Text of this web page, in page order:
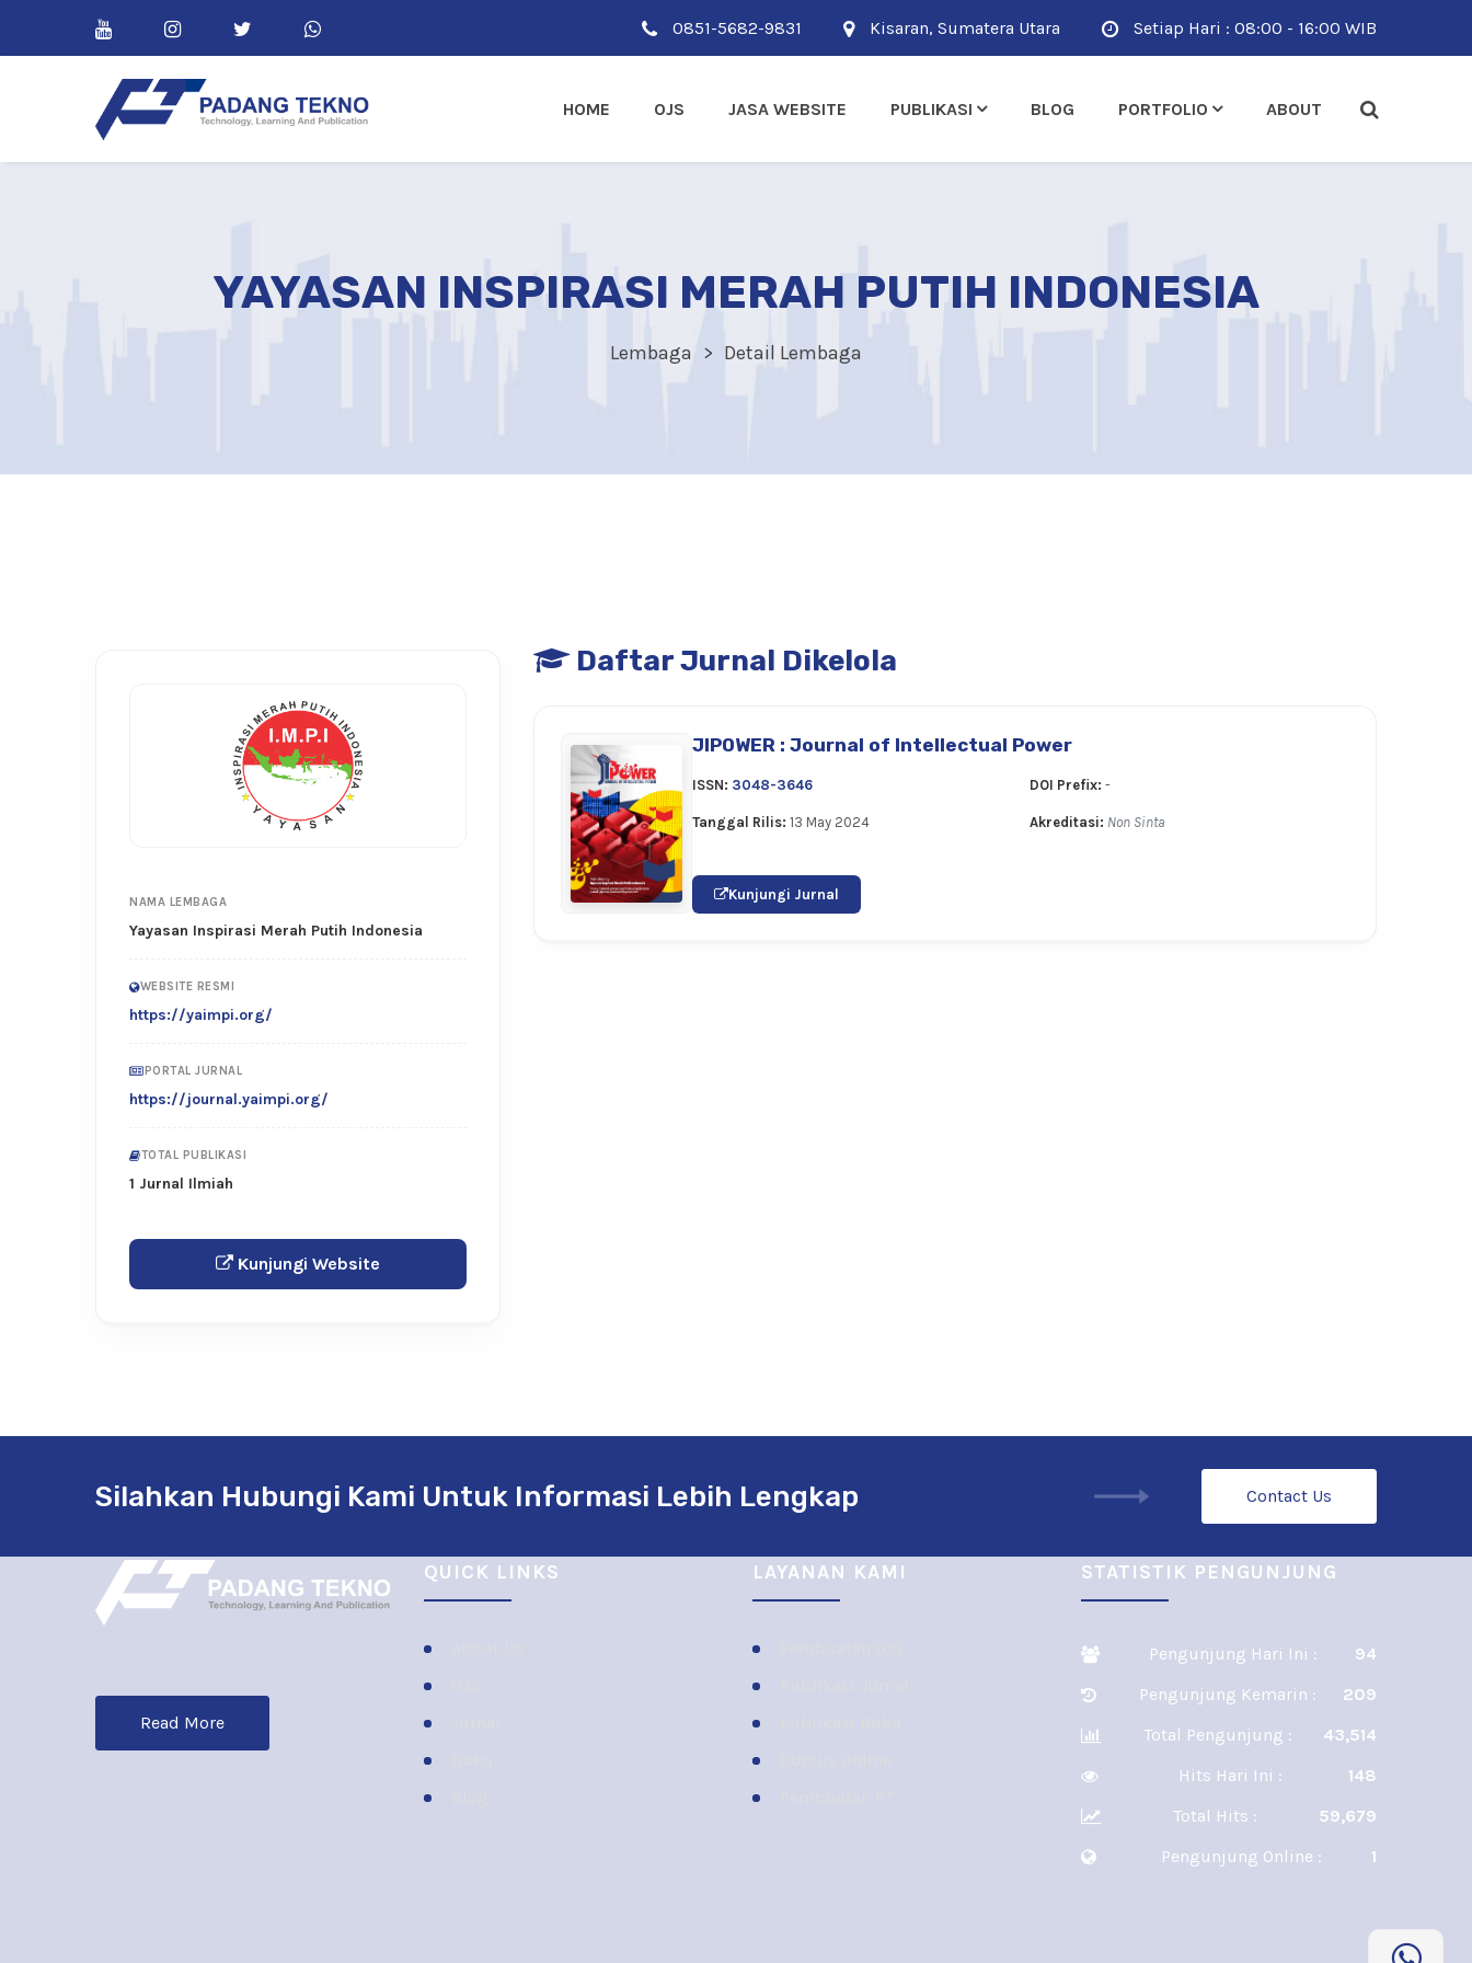
0851-5682-9831 Kisaran, Sumatera Utara Setiap Hari : 08:00 - 16:00 WIB
HOME OJS JASA WEBSITE PUBLIKASI BLOG PORTFOLIO ABOUT
YAYASAN INSPIRASI MERAH PUTIH INDONESIA
Lembaga Detail Lembaga
NAMA LEMBAGA
Yayasan Inspirasi Merah Putih Indonesia
WEBSITE RESMI
https://yaimpi.org/
PORTAL JURNAL
https://journal.yaimpi.org/
TOTAL PUBLIKASI
1 Jurnal Ilmiah
Kunjungi Website
Daftar Jurnal Dikelola
JIPOWER : Journal of Intellectual Power
ISSN: 3048-3646 DOI Prefix: -
Tanggal Rilis: 13 May 2024 Akreditasi: Non Sinta
Kunjungi Jurnal
Silahkan Hubungi Kami Untuk Informasi Lebih Lengkap Contact Us
Read More
QUICK LINKS LAYANAN KAMI STATISTIK PENGUNJUNG
Pengunjung Hari Ini :
94
Pengunjung Kemarin :
209
Total Pengunjung :
43,514
Hits Hari Ini :
148
Total Hits :
59,679
Pengunjung Online :
1